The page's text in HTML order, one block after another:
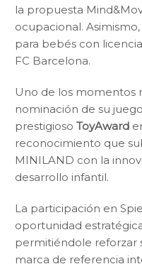
la propuesta
ocupacional.
para bebés con
FC Barcelona.
Uno de los momentos
nominación de su juego
prestigioso ToyAward
reconocimiento que
MINILAND con la
desarrollo infantil.
La participación en
oportunidad
permitiéndole reforzar
marca de referencia